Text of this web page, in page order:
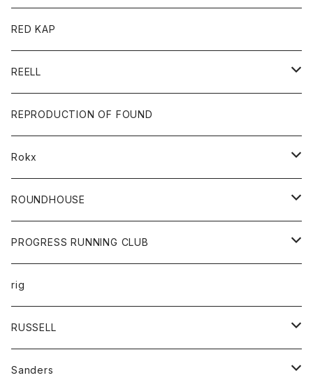
ロングスリーブＴシャツ
ジャケット
バッグ
キッズ
Tシャツ
帽子
グッズ
靴
バック
トップス
カットソー
カーディガン
ボトムス
ショートパンツ
パンツ
レディース
カットソー
コート
カードホルダー
キーホルダー
財布
バック
RED KAP
REELL
パンツ
ショートパンツ
REPRODUCTION OF FOUND
Rokx
ボトム
ROUNDHOUSE
エプロン
キッズ
オーバーオール
ボトム
ペインターパンツ
PROGRESS RUNNING CLUB
トップス
Tシャツ
グッズ
帽子
rig
RUSSELL
アウター
Sanders